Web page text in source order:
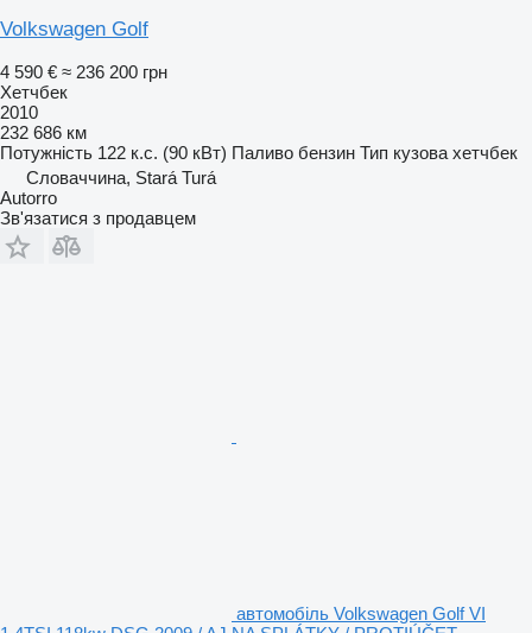
Volkswagen Golf
4 590 € ≈ 236 200 грн
Хетчбек
2010
232 686 км
Потужність 122 к.с. (90 кВт) Паливо бензин Тип кузова хетчбек
Словаччина, Stará Turá
Autorro
Зв'язатися з продавцем
автомобіль Volkswagen Golf VI